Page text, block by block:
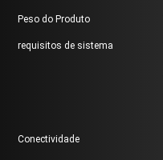
Peso do Produto
requisitos de sistema
Conectividade